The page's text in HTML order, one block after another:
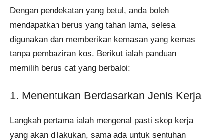
Dengan pendekatan yang betul, anda boleh
mendapatkan berus yang tahan lama, selesa
digunakan dan memberikan kemasan yang kemas
tanpa pembaziran kos. Berikut ialah panduan
memilih berus cat yang berbaloi:
1. Menentukan Berdasarkan Jenis Kerja
Langkah pertama ialah mengenal pasti skop kerja
yang akan dilakukan, sama ada untuk sentuhan